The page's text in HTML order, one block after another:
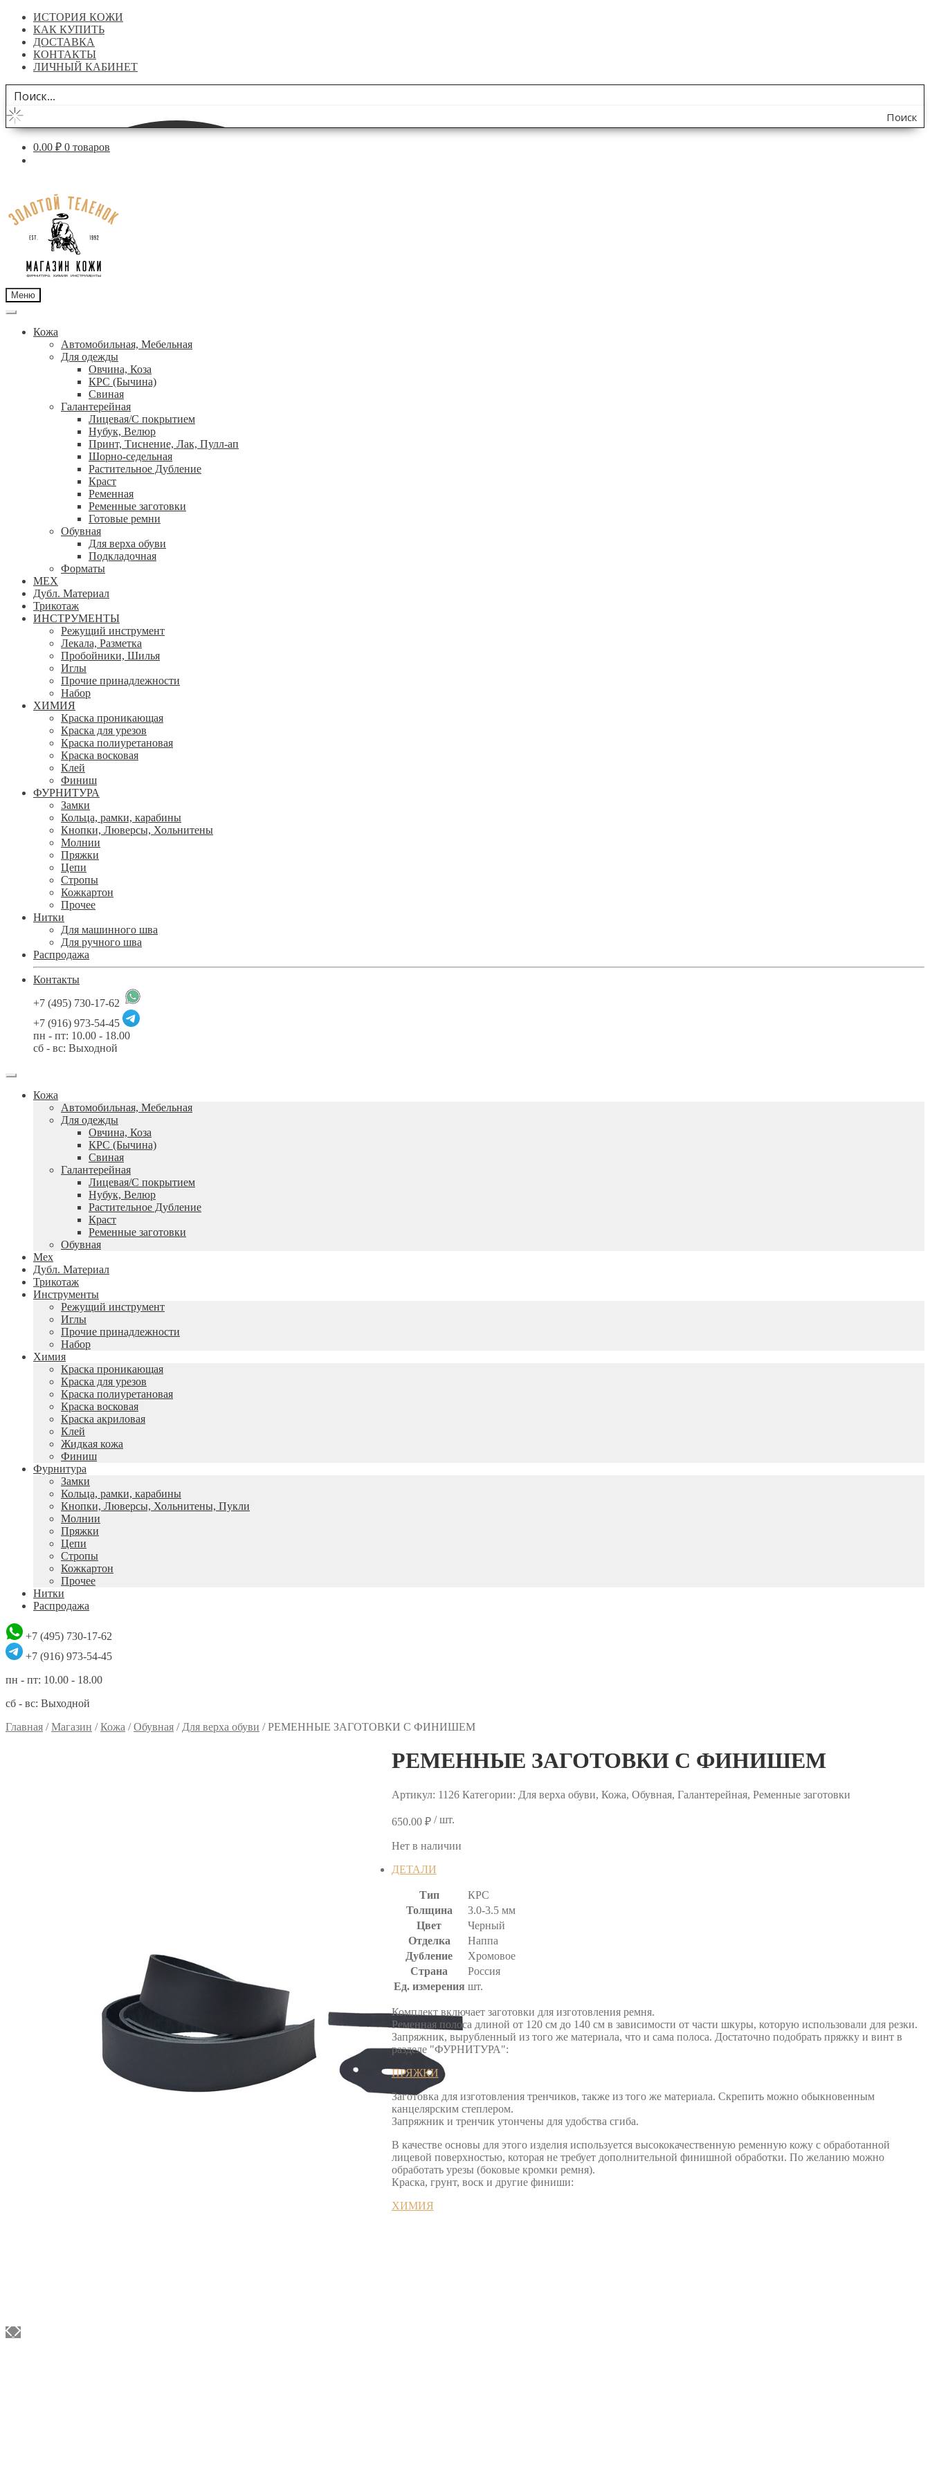
ИСТОРИЯ КОЖИ
КАК КУПИТЬ
ДОСТАВКА
КОНТАКТЫ
ЛИЧНЫЙ КАБИНЕТ
Поиск
по
0.00 ₽ 0 товаров
навигации
содержимому
Меню
Кожа
Автомобильная, Мебельная
Для одежды
Овчина, Коза
КРС (Бычина)
Свиная
Галантерейная
Лицевая/С покрытием
Нубук, Велюр
Принт, Тиснение, Лак, Пулл-ап
Шорно-седельная
Растительное Дубление
Краст
Ременная
Ременные заготовки
Готовые ремни
Обувная
Для верха обуви
Подкладочная
Форматы
МЕХ
Дубл. Материал
Трикотаж
ИНСТРУМЕНТЫ
Режущий инструмент
Лекала, Разметка
Пробойники, Шилья
Иглы
Прочие принадлежности
Набор
ХИМИЯ
Краска проникающая
Краска для урезов
Краска полиуретановая
Краска восковая
Клей
Финиш
ФУРНИТУРА
Замки
Кольца, рамки, карабины
Кнопки, Люверсы, Хольнитены
Молнии
Пряжки
Цепи
Стропы
Кожкартон
Прочее
Нитки
Для машинного шва
Для ручного шва
Распродажа
Контакты
+7 (495) 730-17-62
+7 (916) 973-54-45
пн - пт: 10.00 - 18.00
сб - вс: Выходной
Кожа
Автомобильная, Мебельная
Для одежды
Овчина, Коза
КРС (Бычина)
Свиная
Галантерейная
Лицевая/С покрытием
Нубук, Велюр
Растительное Дубление
Краст
Ременные заготовки
Обувная
Мех
Дубл. Материал
Трикотаж
Инструменты
Режущий инструмент
Иглы
Прочие принадлежности
Набор
Химия
Краска проникающая
Краска для урезов
Краска полиуретановая
Краска восковая
Краска акриловая
Клей
Жидкая кожа
Финиш
Фурнитура
Замки
Кольца, рамки, карабины
Кнопки, Люверсы, Хольнитены, Пукли
Молнии
Пряжки
Цепи
Стропы
Кожкартон
Прочее
Нитки
Распродажа
+7 (495) 730-17-62
+7 (916) 973-54-45
пн - пт: 10.00 - 18.00
сб - вс: Выходной
Главная /Магазин /Кожа /Обувная / Для верха обуви /РЕМЕННЫЕ ЗАГОТОВКИ С ФИНИШЕМ
РЕМЕННЫЕ ЗАГОТОВКИ С ФИНИШЕМ
Артикул: 1126 Категории: Для верха обуви, Кожа, Обувная, Галантерейная, Ременные заготовки
650.00 ₽/ шт.
Нет в наличии
ДЕТАЛИ
Тип
КРС
Толщина
3.0-3.5 мм
Цвет
Черный
Отделка
Наппа
Дубление
Хромовое
Страна
Россия
Ед. измерения шт.
Комплект включает заготовки для изготовления ремня.
Ременная полоса длиной от 120 см до 140 см в зависимости от части шкуры, которую использовали для резки.
Запряжник, вырубленный из того же материала, что и сама полоса. Достаточно подобрать пряжку и винт в
разделе "ФУРНИТУРА":
ПРЯЖКИ
Заготовка для изготовления тренчиков, также из того же материала. Скрепить можно обыкновенным
канцелярским степлером.
Запряжник и тренчик утончены для удобства сгиба.
В качестве основы для этого изделия используется высококачественную ременную кожу с обработанной
лицевой поверхностью, которая не требует дополнительной финишной обработки. По желанию можно
обработать урезы (боковые кромки ремня).
Краска, грунт, воск и другие финиши:
ХИМИЯ